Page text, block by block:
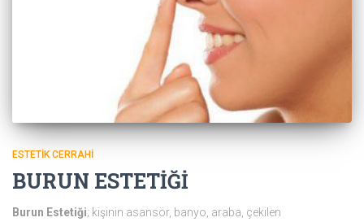
ESTETIK CERRAHI
BURUN ESTETİĞİ
Burun Estetiği; kişinin asansör, banyo, araba, çekilen